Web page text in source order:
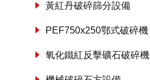
黃紅丹破碎篩分設備
PEF750x250鄂式破碎機
氧化鐵紅反擊礦石破碎機